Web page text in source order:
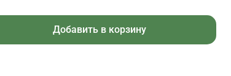
Добавить в корзину